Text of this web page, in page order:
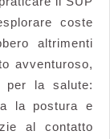
coste
altrimenti
avventuroso,
per la salute:
la postura e
al contatto